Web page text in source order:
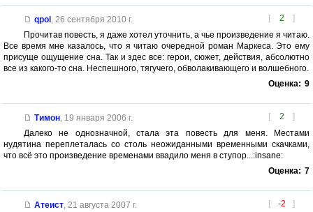
[ 2 ]
qpol , 26 сентября 2010 г.
Прочитав повесть, я даже хотел уточнить, а чье произведение я читаю.
Все время мне казалось, что я читаю очередной роман Маркеса. Это ему
присуще ощущение сна. Так и здес все: герои, сюжет, действия, абсолютно
все из какого-то сна. Неспешного, тягучего, обволакивающего и волшебного.
Оценка: 9
[ 2 ]
Тимон, 19 января 2006 г.
Далеко не однозначной, стала эта повесть для меня. Местами
нудятина переплеталась со столь неожиданными временными скачками,
что всё это произведение временами ввадило меня в ступор...:insane:
Оценка: 7
[ -2 ]
Атеист, 21 августа 2007 г.